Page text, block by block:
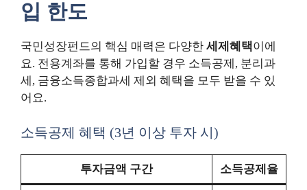
입 한도
국민성장펀드의 핵심 매력은 다양한 세제혜택이에
요. 전용계좌를 통해 가입할 경우 소득공제, 분리과
세, 금융소득종합과세 제외 혜택을 모두 받을 수 있
어요.
소득공제 혜택 (3년 이상 투자 시)
투자금액 구간 소득공제율